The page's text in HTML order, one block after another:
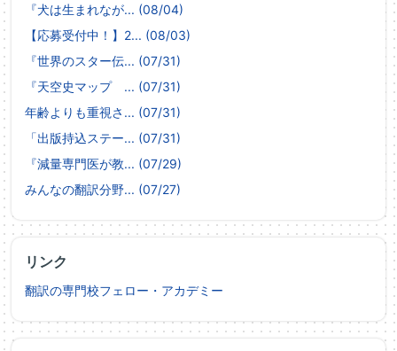
『犬は生まれなが... (08/04)
【応募受付中！】2... (08/03)
『世界のスター伝... (07/31)
『天空史マップ ... (07/31)
年齢よりも重視さ... (07/31)
「出版持込ステー... (07/31)
『減量専門医が教... (07/29)
みんなの翻訳分野... (07/27)
リンク
翻訳の専門校フェロー・アカデミー